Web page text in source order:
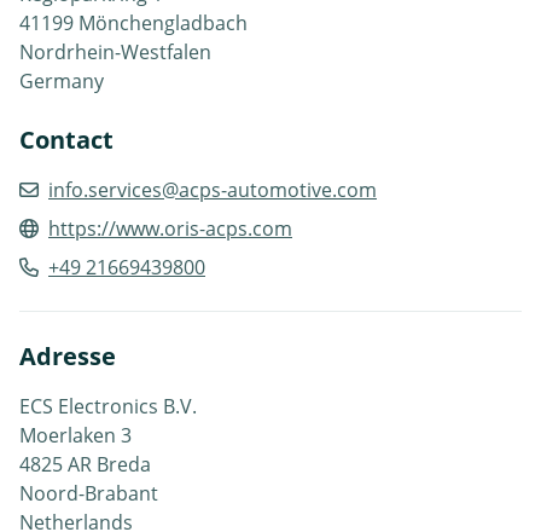
41199 Mönchengladbach
Nordrhein-Westfalen
Germany
Contact
info.services@acps-automotive.com
https://www.oris-acps.com
+49 21669439800
Adresse
ECS Electronics B.V.
Moerlaken 3
4825 AR Breda
Noord-Brabant
Netherlands